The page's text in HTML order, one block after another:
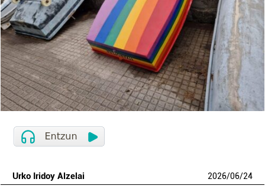
Urko Iridoy Alzelai 2026/06/24